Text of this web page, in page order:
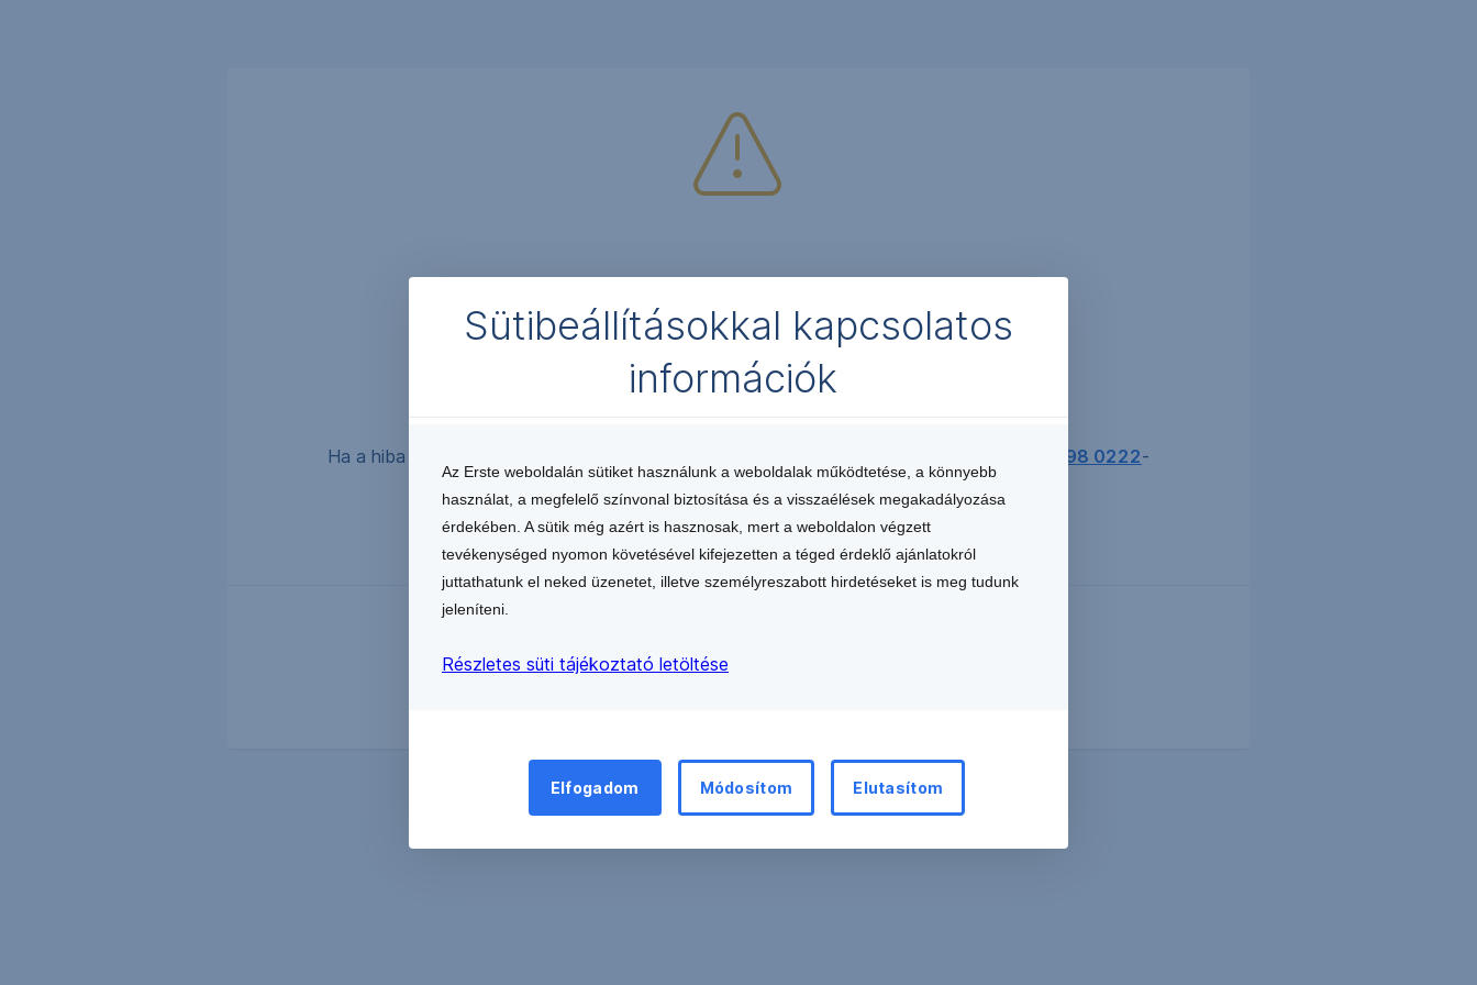
Technikai probléma miatt az alkalmazás jelenleg nem elérhető.
Ha a hiba tartósan fennáll, kérjük vegye fel a kapcsolatot az Erste Call Centerrel a +36 1 298 0222-
Erste Bank
Vissza a kezdőlapra
Sütibeállításokkal kapcsolatos
információk
Az Erste weboldalán sütiket használunk a weboldalak működtetése, a könnyebb
használat, a megfelelő színvonal biztosítása és a visszaélések megakadályozása
érdekében. A sütik még azért is hasznosak, mert a weboldalon végzett
tevékenységed nyomon követésével kifejezetten a téged érdeklő ajánlatokról
juttathatunk el neked üzenetet, illetve személyreszabott hirdetéseket is meg tudunk
jeleníteni.
Részletes süti tájékoztató letöltése
Elfogadom Módosítom Elutasítom